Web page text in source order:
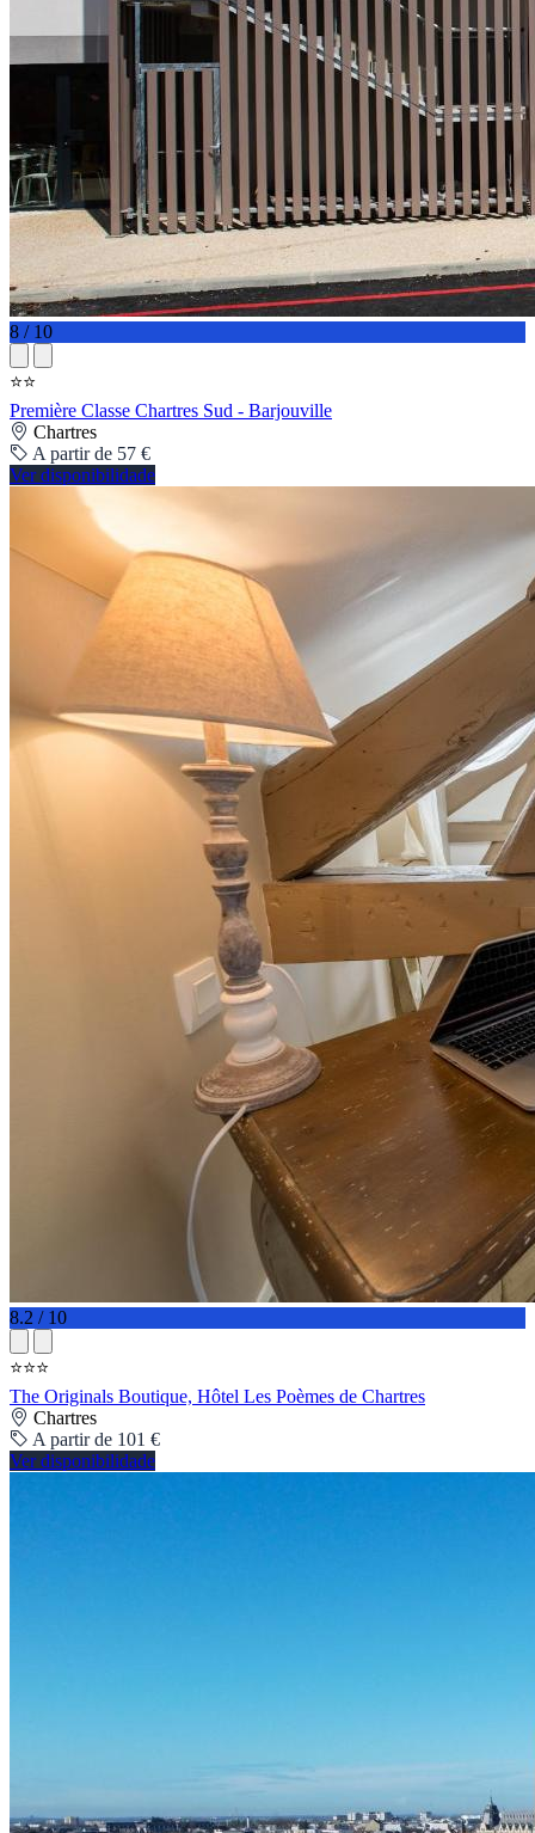
8 / 10
⭐⭐
Première Classe Chartres Sud - Barjouville
Chartres
A partir de 57 €
Ver disponibilidade
8.2 / 10
⭐⭐⭐
The Originals Boutique, Hôtel Les Poèmes de Chartres
Chartres
A partir de 101 €
Ver disponibilidade